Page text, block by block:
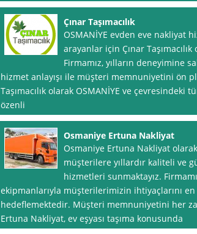
Çınar Taşımacılık
OSMANİYE evden eve nakliyat
arayanlar için Çınar
Firmamız, yılların deneyimine
hizmet anlayışı ile müşteri memnuniyetini ön
Taşımacılık olarak OSMANİYE ve
özenli
Osmaniye Ertuna Nakliyat
Osmaniye Ertuna Nakliyat
müşterilere yıllardır kaliteli ve
hizmetleri sunmaktayız.
ekipmanlarıyla müşterilerimizin ihtiyaçlarını en
hedeflemektedir. Müşteri memnuniyetini her
Ertuna Nakliyat, ev eşyası taşıma konusunda